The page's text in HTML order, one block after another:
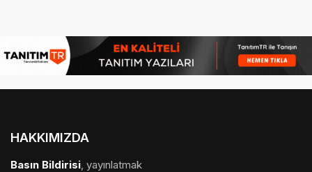
HAKKIMIZDA
Basın Bildirisi, yayınlatmak